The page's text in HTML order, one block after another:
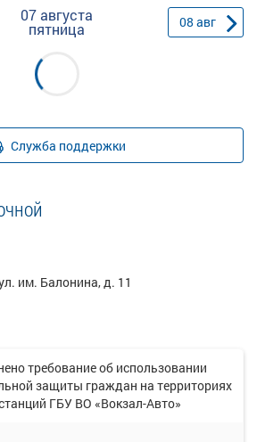
07 августа
пятница 08 авг
Служба поддержки
им. Балонина, д. 11
требование об использовании
защиты граждан на территориях
ГБУ ВО «Вокзал-Авто»